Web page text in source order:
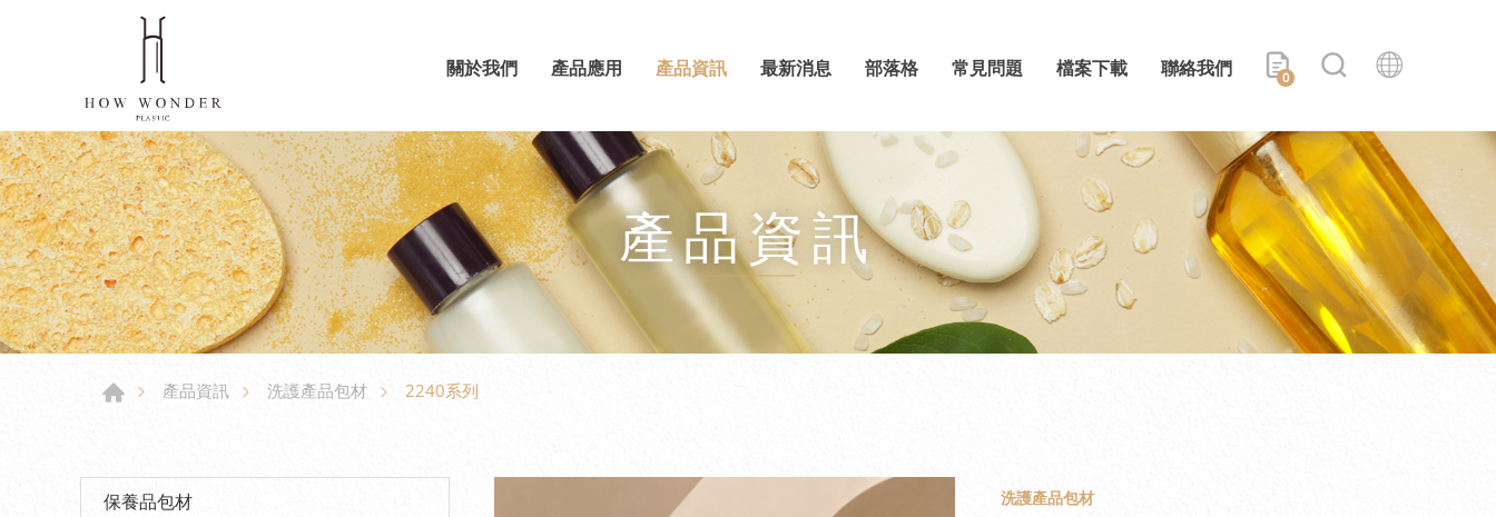
關於我們 產品應用 產品資訊 最新消息 部落格 常見問題 檔案下載 聯絡我們 0
產品資訊
產品資訊 洗護產品包材 2240系列
保養品包材
洗護產品包材